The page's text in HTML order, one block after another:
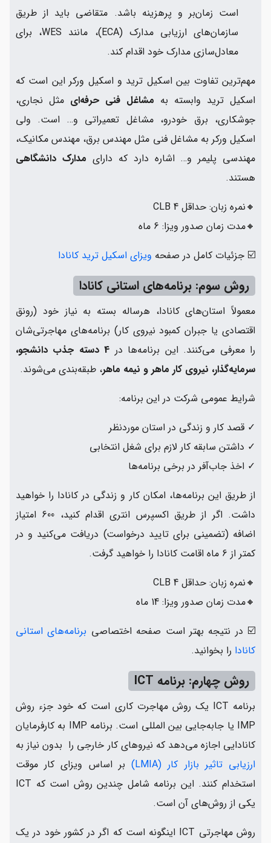
است زمان‌بر و پرهزینه باشد. متقاضی باید از طریق
سازمان‌های ارزیابی مدارک (ECA)، مانند WES، برای
معادل‌سازی مدارک خود اقدام کند.
مهم‌ترین تفاوت بین اسکیل ترید و اسکیل ورکر این است که
اسکیل ترید وابسته به مشاغل فنی حرفه‌ای مثل نجاری،
جوشکاری، برق خودرو، مشاغل تعمیراتی و… است. ولی
اسکیل ورکر به مشاغل فنی مثل مهندس برق، مهندس مکانیک،
مهندسی پلیمر و… اشاره دارد که دارای مدارک دانشگاهی
هستند.
🔸نمره زبان: حداقل CLB 4
🔸مدت زمان صدور ویزا: 6 ماه
☑️ جزئیات کامل در صفحه ویزای اسکیل ترید کانادا
روش سوم: برنامه‌های استانی کانادا
معمولاً استان‌های کانادا، هرساله بسته به نیاز خود (رونق
اقتصادی یا جبران کمبود نیروی کار) برنامه‌های مهاجرتی‌شان
را معرفی می‌کنند. این برنامه‌ها در
4 دسته جذب دانشجو،
سرمایه‌گذار، نیروی کار ماهر و نیمه ماهر، طبقه‌بندی می‌شوند.
شرایط عمومی شرکت در این برنامه:
✓ قصد کار و زندگی در استان موردنظر
✓ داشتن سابقه کار لازم برای شغل انتخابی
✓ اخذ جاب‌آفر در برخی برنامه‌ها
از طریق این برنامه‌ها، امکان کار و زندگی در کانادا را خواهید
داشت. اگر از طریق اکسپرس انتری اقدام کنید، 600 امتیاز
اضافه (تضمینی برای تایید درخواست) دریافت می‌کنید و در
کمتر از 6 ماه اقامت کانادا را خواهید گرفت.
🔸نمره زبان: حداقل CLB 4
🔸مدت زمان صدور ویزا: 14 ماه
☑️ در نتیجه بهتر است صفحه اختصاصی برنامه‌های استانی
کانادا را بخوانید.
روش چهارم: برنامه ICT
برنامه ICT یک روش مهاجرت کاری است که خود جزء روش
IMP یا جابه‌جایی بین المللی است. برنامه IMP به کارفرمایان
کانادایی اجازه می‌دهد که نیروهای کار خارجی را بدون نیاز به
ارزیابی تاثیر بازار کار (LMIA)
بر اساس ویزای کار موقت
استخدام کنند. این برنامه شامل چندین روش است که ICT
یکی از روش‌های آن است.
روش مهاجرتی ICT اینگونه است که اگر در کشور خود در یک